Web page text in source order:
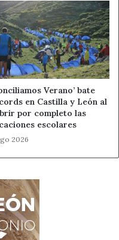
en servicios públicos
Cuerpos de Seguridad
Civil, entre otros.
la vacunación
meses de edad. Esta
de inmunización de
la vacuna vía
en cualquier nivel de
Verano’ bate
en Castilla y León al
por completo las
escolares
2026